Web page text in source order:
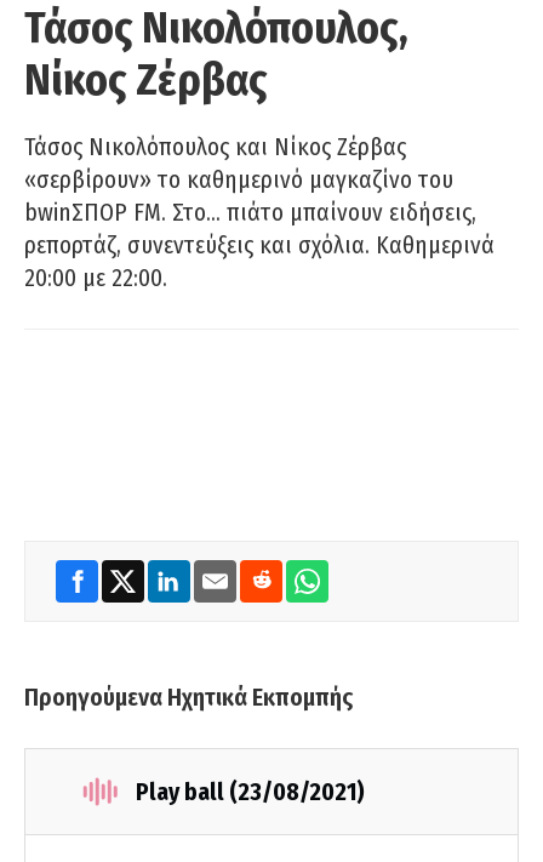
Τάσος Νικολόπουλος,
Νίκος Ζέρβας
Τάσος Νικολόπουλος και Νίκος Ζέρβας
«σερβίρουν» το καθημερινό μαγκαζίνο του
bwinΣΠΟΡ FM. Στο… πιάτο μπαίνουν ειδήσεις,
ρεπορτάζ, συνεντεύξεις και σχόλια. Καθημερινά
20:00 με 22:00.
Προηγούμενα Ηχητικά Εκπομπής
Play ball (23/08/2021)